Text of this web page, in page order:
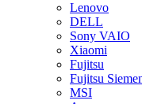
Lenovo
DELL
Sony VAIO
Xiaomi
Fujitsu
Fujitsu
MSI